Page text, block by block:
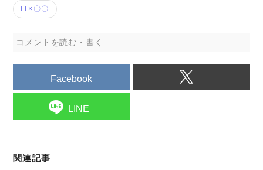
IT×〇〇
コメントを読む・書く
Facebook
LINE
関連記事